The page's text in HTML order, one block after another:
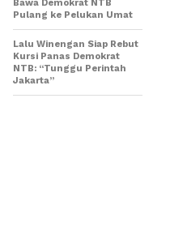
Bawa Demokrat NTB
Pulang ke Pelukan Umat
Lalu Winengan Siap Rebut
Kursi Panas Demokrat
NTB: “Tunggu Perintah
Jakarta”